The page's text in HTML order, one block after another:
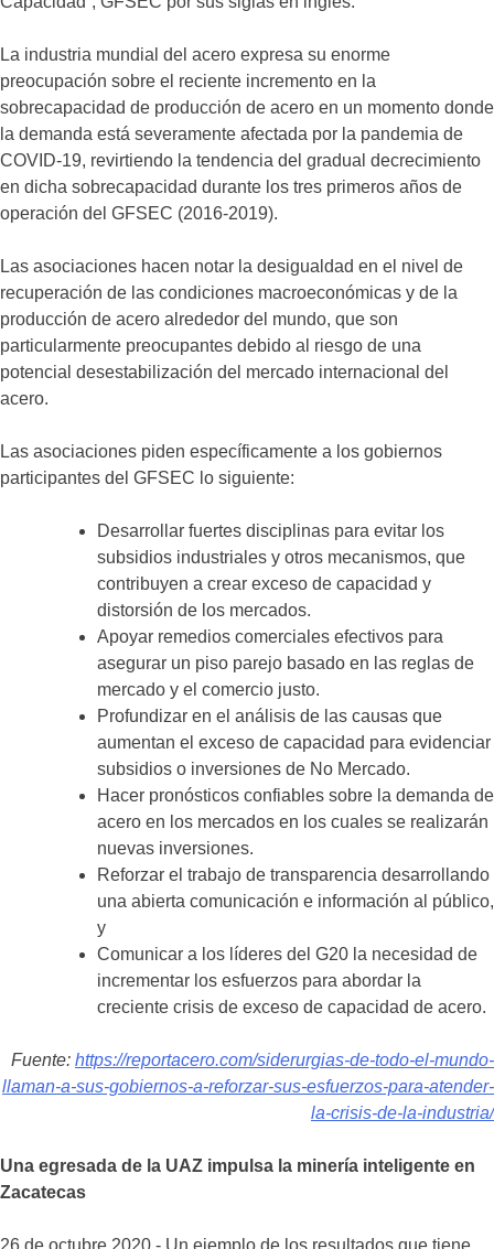
La industria mundial del acero expresa su enorme
preocupación sobre el reciente incremento en la
sobrecapacidad de producción de acero en un momento donde
la demanda está severamente afectada por la pandemia de
COVID-19, revirtiendo la tendencia del gradual decrecimiento
en dicha sobrecapacidad durante los tres primeros años de
operación del GFSEC (2016-2019).
Las asociaciones hacen notar la desigualdad en el nivel de
recuperación de las condiciones macroeconómicas y de la
producción de acero alrededor del mundo, que son
particularmente preocupantes debido al riesgo de una
potencial desestabilización del mercado internacional del
acero.
Las asociaciones piden específicamente a los gobiernos
participantes del GFSEC lo siguiente:
Desarrollar fuertes disciplinas para evitar los
subsidios industriales y otros mecanismos, que
contribuyen a crear exceso de capacidad y
distorsión de los mercados.
Apoyar remedios comerciales efectivos para
asegurar un piso parejo basado en las reglas de
mercado y el comercio justo.
Profundizar en el análisis de las causas que
aumentan el exceso de capacidad para evidenciar
subsidios o inversiones de No Mercado.
Hacer pronósticos confiables sobre la demanda de
acero en los mercados en los cuales se realizarán
nuevas inversiones.
Reforzar el trabajo de transparencia desarrollando
una abierta comunicación e información al público,
y
Comunicar a los líderes del G20 la necesidad de
incrementar los esfuerzos para abordar la
creciente crisis de exceso de capacidad de acero.
Fuente: https://reportacero.com/siderurgias-de-todo-el-mundo-
llaman-a-sus-gobiernos-a-reforzar-sus-esfuerzos-para-atender-
la-crisis-de-la-industria/
Una egresada de la UAZ impulsa la minería inteligente en
Zacatecas
26 de octubre 2020.- Un ejemplo de los resultados que tiene